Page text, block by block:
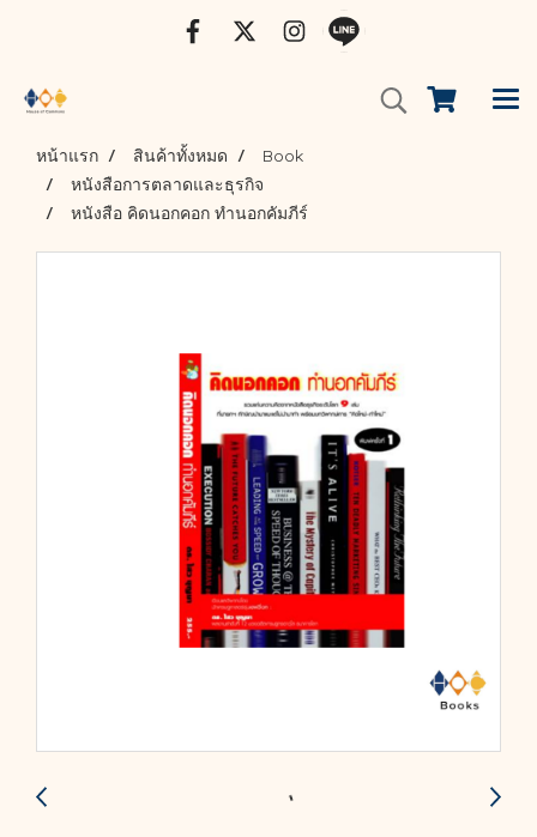
หน้าแรก สินค้าทั้งหมด
Book
หนังสือการตลาดและธุรกิจ
หนังสือ คิดนอกคอก ทำนอกคัมภีร์